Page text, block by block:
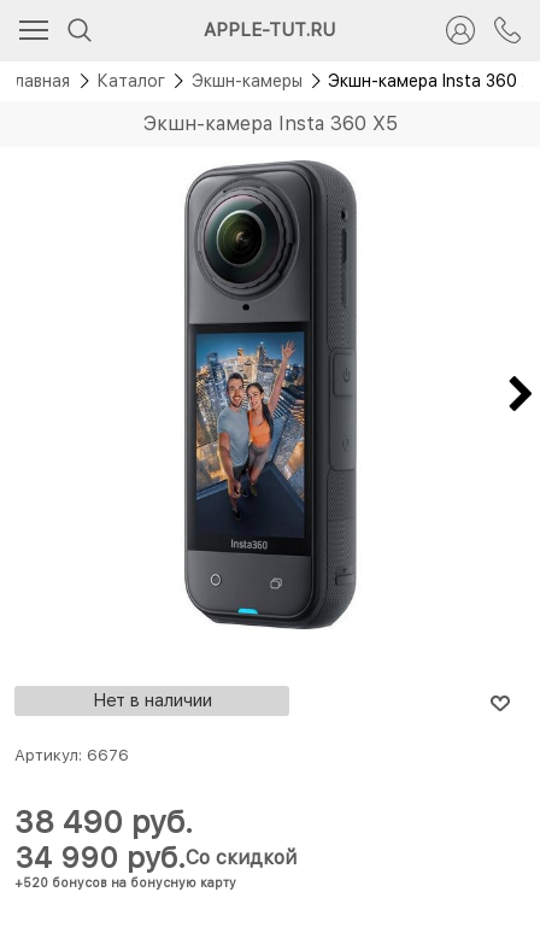
APPLE-TUT.RU
Главная Каталог Экшн-камеры Экшн-камера Insta 360
Экшн-камера Insta 360 X5
Нет в наличии
Артикул: 6676
34 990 руб.
+520 бонусов на бонусную карту
Со скидкой
38 490 руб.